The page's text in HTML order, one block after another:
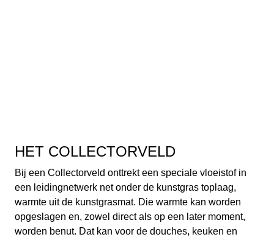
HET COLLECTORVELD
Bij een Collectorveld onttrekt een speciale vloeistof in
een leidingnetwerk net onder de kunstgras toplaag,
warmte uit de kunstgrasmat. Die warmte kan worden
opgeslagen en, zowel direct als op een later moment,
worden benut. Dat kan voor de douches, keuken en